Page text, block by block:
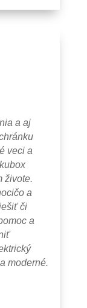
a aj
veci a
živote.
a
či
a
moderné.